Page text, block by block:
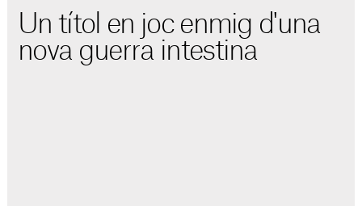
Un títol en joc enmig d'una
nova guerra intestina